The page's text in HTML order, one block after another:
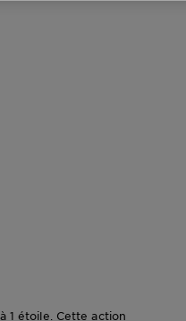
1 étoile. Cette action